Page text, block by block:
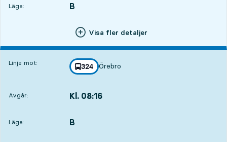
Läge:
LÄGE, B
,
Visa fler detaljer
Linje mot: linje
324
mot
Örebro
,
Avgår: Kl. 08:16
Läge:
LÄGE, B
,